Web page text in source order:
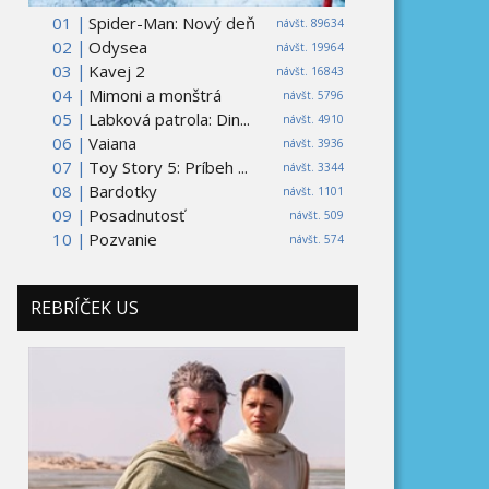
01 | návšt. 89634
Spider-Man: Nový deň
02 |
návšt. 19964
Odysea
03 |
návšt. 16843
Kavej 2
04 |
návšt. 5796
Mimoni a monštrá
05 |
návšt. 4910
Labková patrola: Din...
06 |
návšt. 3936
Vaiana
07 |
návšt. 3344
Toy Story 5: Príbeh ...
08 |
návšt. 1101
Bardotky
09 |
návšt. 509
Posadnutosť
10 |
návšt. 574
Pozvanie
REBRÍČEK US